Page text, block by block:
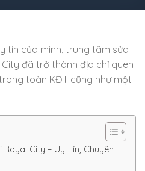
tín của mình, trung tâm sửa
đã trở thành địa chỉ quen
toàn KĐT cũng như một
City – Uy Tín, Chuyên